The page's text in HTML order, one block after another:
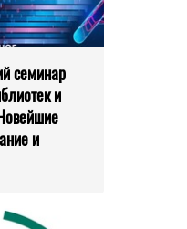
семинар
и
и